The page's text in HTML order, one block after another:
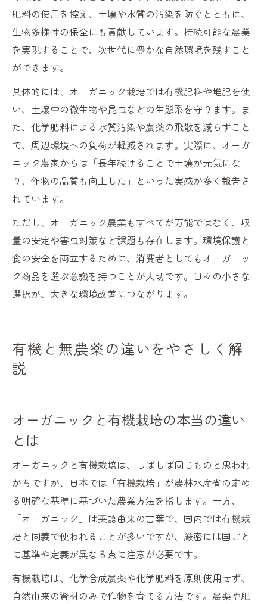
肥料の使用を控え、土壌や水質の汚染を防ぐとともに、
生物多様性の保全にも貢献しています。持続可能な農業
を実現することで、次世代に豊かな自然環境を残すこと
ができます。
具体的には、オーガニック栽培では有機肥料や堆肥を使
い、土壌中の微生物や昆虫などの生態系を守ります。ま
た、化学肥料による水質汚染や農薬の飛散を減らすこと
で、周辺環境への負荷が軽減されます。実際に、オーガ
ニック農家からは「長年続けることで土壌が元気にな
り、作物の品質も向上した」といった実感が多く報告さ
れています。
ただし、オーガニック農業もすべてが万能ではなく、収
量の安定や害虫対策など課題も存在します。環境保護と
食の安全を両立するために、消費者としてもオーガニッ
ク商品を選ぶ意識を持つことが大切です。日々の小さな
選択が、大きな環境改善につながります。
有機と無農薬の違いをやさしく解
説
オーガニックと有機栽培の本当の違い
とは
オーガニックと有機栽培は、しばしば同じものと思われ
がちですが、日本では「有機栽培」が農林水産省の定め
る明確な基準に基づいた農業方法を指します。一方、
「オーガニック」は英語由来の言葉で、国内では有機栽
培と同義で使われることが多いですが、厳密には国ごと
に基準や定義が異なる点に注意が必要です。
有機栽培は、化学合成農薬や化学肥料を原則使用せず、
自然由来の資材のみで作物を育てる方法です。農薬や肥